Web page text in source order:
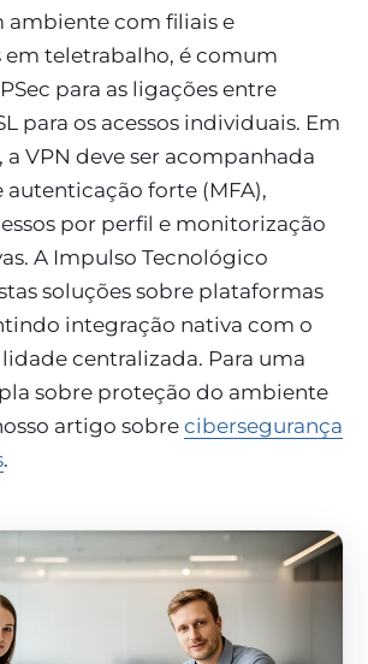
ambiente com filiais e
teletrabalho, é comum
para as ligações entre
para os acessos individuais. Em
VPN deve ser acompanhada
forte (MFA),
por perfil e monitorização
A Impulso Tecnológico
soluções sobre plataformas
integração nativa com o
centralizada. Para uma
sobre proteção do ambiente
artigo sobre cibersegurança
.